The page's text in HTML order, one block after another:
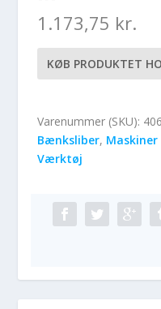
1.173,75 kr.
KØB PRODUKTET
Varenummer (SKU):
Bænksliber,
Værktøj